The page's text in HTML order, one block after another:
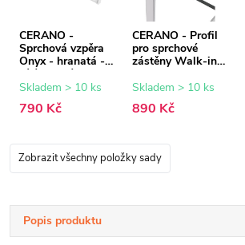
CERANO -
Sprchová vzpěra
Onyx - hranatá -
bílá matná - 150
cm
Skladem > 10 ks
790 Kč
CERANO - Profil
pro sprchové
zástěny Walk-in
bílá matná - 15
Skladem > 10 ks
890 Kč
Zobrazit všechny položky sady
Popis produktu